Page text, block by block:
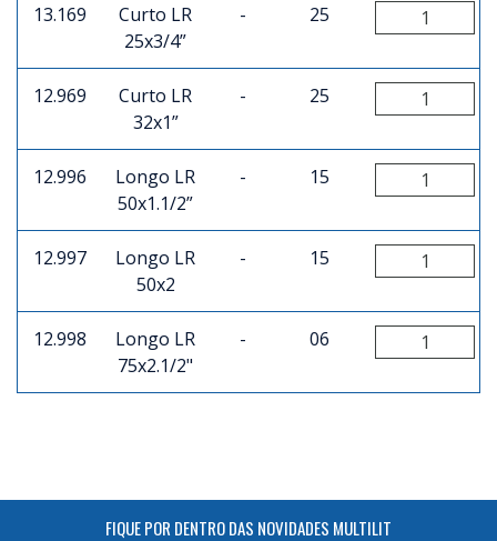
13.169
Curto LR
25x3/4”
- 25
12.969
Curto LR
32x1”
- 25
12.996
Longo LR
50x1.1/2”
- 15
12.997
Longo LR
50x2
- 15
12.998
Longo LR
75x2.1/2"
- 06
FIQUE POR DENTRO DAS NOVIDADES MULTILIT